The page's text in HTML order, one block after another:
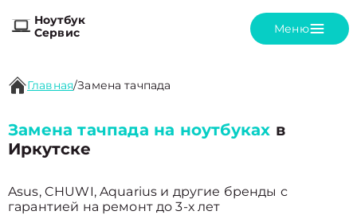
Ноутбук
Сервис
Меню
Главная/Замена тачпада
Замена тачпада на ноутбуках в
Иркутске
Asus, CHUWI, Aquarius и другие бренды с
гарантией на ремонт до 3-х лет